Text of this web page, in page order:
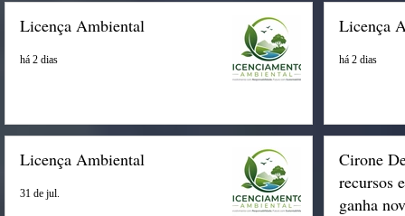
Licença Ambiental
há 2 dias
Licença
há 2 dias
Licença Ambiental
31 de jul.
Cirone
recursos
ganha